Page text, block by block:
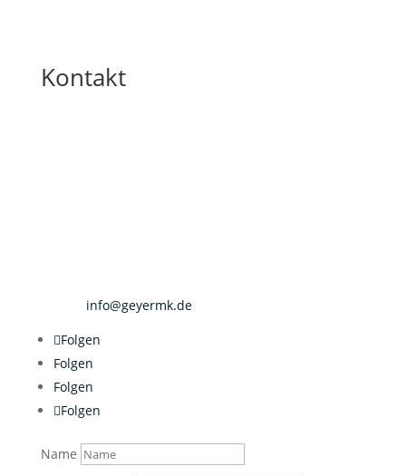
Kontakt
info@geyermk.de
Folgen
Folgen
Folgen
Folgen
Name